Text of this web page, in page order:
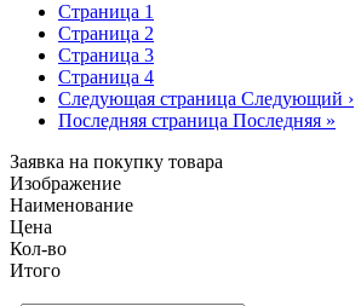
Страница 1
Страница 2
Страница 3
Страница 4
Следующая страница Следующий ›
Последняя страница Последняя »
Заявка на покупку товара
Изображение
Наименование
Цена
Кол-во
Итого